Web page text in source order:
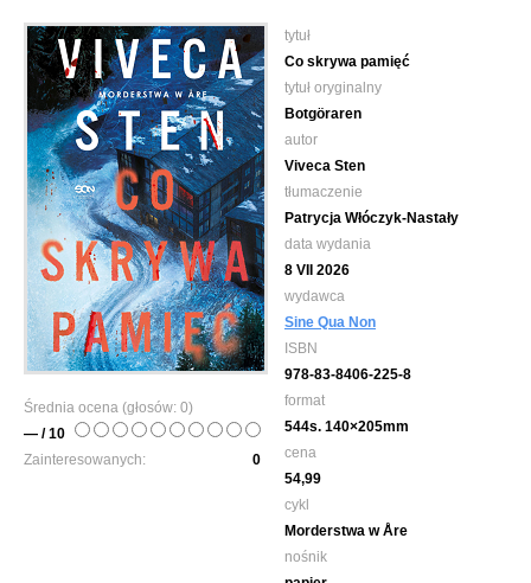
Średnia ocena (głosów: 0)
— / 10
0
Zainteresowanych:
tytuł
Co skrywa pamięć
tytuł oryginalny
Botgöraren
autor
Viveca Sten
tłumaczenie
Patrycja Włóczyk-Nastały
data wydania
8 VII 2026
wydawca
Sine Qua Non
ISBN
978-83-8406-225-8
format
544s. 140×205mm
cena
54,99
cykl
Morderstwa w Åre
nośnik